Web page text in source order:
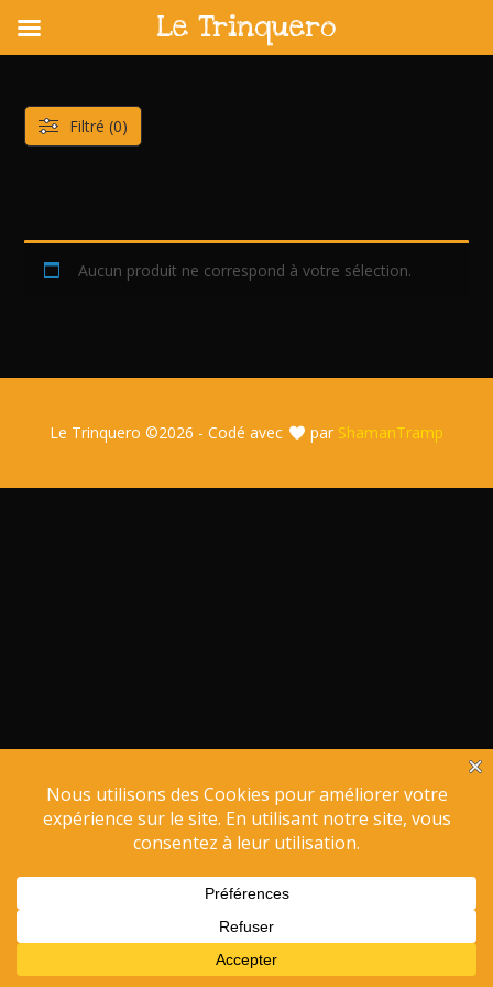
content
Aucun produit ne correspond à votre sélection.
Filtré (0)
Le Trinquero ©2026 - Codé avec par ShamanTramp
Le Trinquero